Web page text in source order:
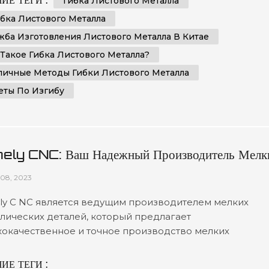
как точно и аккуратно согнуть листовой металл. Что
Листового Металла
Изготовления Листового Металла В Китае
Гибка Листового Металла?
Методы Гибки Листового Металла
По Изгибу
CNC: Ваш Надежный Производитель
Деталей
2023
C NC является ведущим производителем мелких
деталей, который предлагает
и точное производство мелких
технологиям, мы можем изготовить на заказ
ТЕГИ :